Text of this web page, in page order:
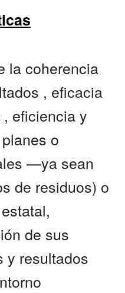
la coherencia
, eficacia
eficiencia y
o
—ya sean
de residuos) o
de sus
y resultados